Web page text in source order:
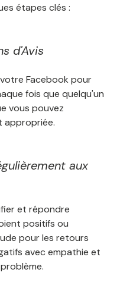
étapes clés :
d'Avis
Facebook pour
fois que quelqu'un
vous pouvez
appropriée.
aux
et répondre
positifs ou
pour les retours
avec empathie et